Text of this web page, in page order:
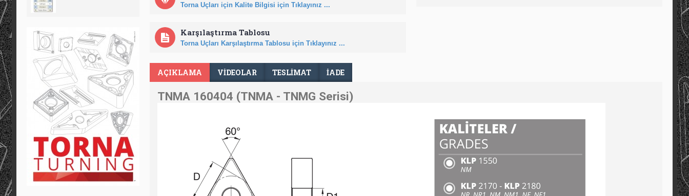
Torna Uçları için Kalite Bilgisi için Tıklayınız ...
Karşılaştırma Tablosu
Torna Uçları Karşılaştırma Tablosu için Tıklayınız ...
AÇIKLAMA VIDEOLAR TESLIMAT İADE
TNMA 160404 (TNMA - TNMG Serisi)